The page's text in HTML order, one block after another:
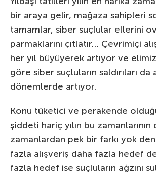
bir araya gelir, mağaza sahipleri
tamamlar, siber suçlular ellerini
parmaklarını çıtlatır… Çevrimiçi
her yıl büyüyerek artıyor ve
göre siber suçluların saldırıları da
dönemlerde artıyor.
Konu tüketici ve perakende
şiddeti hariç yılın bu zamanlarının
zamanlardan pek bir farkı yok
fazla alışveriş daha fazla hedef
fazla hedef ise suçluların ağzını